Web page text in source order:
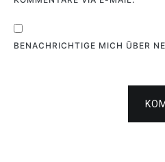
BENACHRICHTIGE MICH ÜBER